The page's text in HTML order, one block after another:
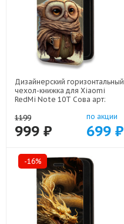
Дизайнерский горизонтальный
чехол-книжка для Xiaomi
RedMi Note 10T Сова арт:
1199
999 ₽
по акции
699 ₽
-16%